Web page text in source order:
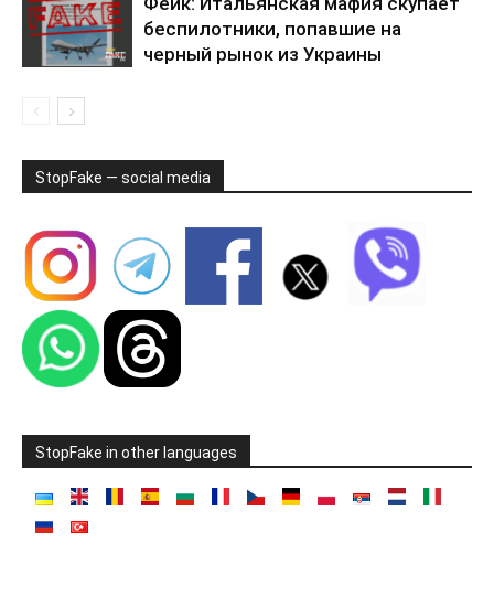
беспилотники, попавшие на
черный рынок из Украины
StopFake — social media
StopFake in other languages